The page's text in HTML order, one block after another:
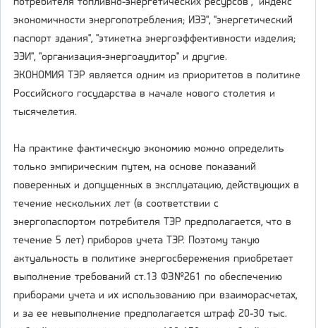
экономичности энергопотребления; ИЭЭ", "энергетический
паспорт здания", "этикетка энергоэффективности изделия;
ЭЭИ", "организация-энергоаудитор" и другие.
ЭКОНОМИЯ ТЭР является одним из приоритетов в политике
Российского государства в начале нового столетия и
тысячелетия.
На практике фактическую экономию можно определить
только эмпирическим путем, на основе показаний
поверенных и допущенных в эксплуатацию, действующих в
течение нескольких лет (в соответствии с
энергопаспортом потребителя ТЭР предполагается, что в
течение 5 лет) приборов учета ТЭР. Поэтому такую
актуальность в политике энергосбережения приобретает
выполнение требований ст.13 ФЗ№261 по обеспечению
приборами учета и их использованию при взаиморасчетах,
и за ее невыполнение предполагается штраф 20-30 тыс.